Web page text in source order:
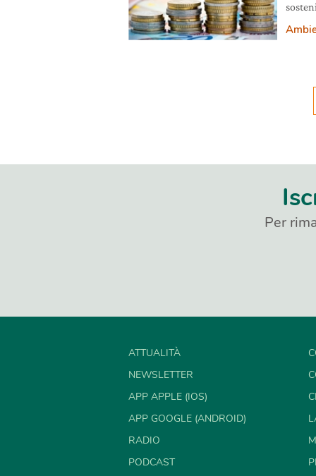
Per
ATTUALITÀ
NEWSLETTER
APP APPLE (IOS)
APP GOOGLE (ANDROID)
RADIO
PODCAST